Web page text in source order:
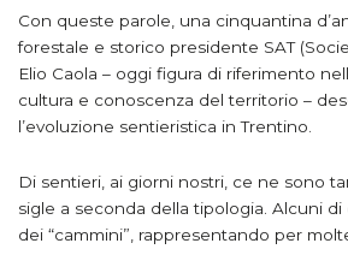
Con queste parole, una cinquantina
forestale e storico presidente SAT
Elio Caola – oggi figura di riferimento
cultura e conoscenza del territorio –
l’evoluzione sentieristica in Trentino.
Di sentieri, ai giorni nostri, ce ne sono
sigle a seconda della tipologia. Alcuni
dei “cammini”, rappresentando per